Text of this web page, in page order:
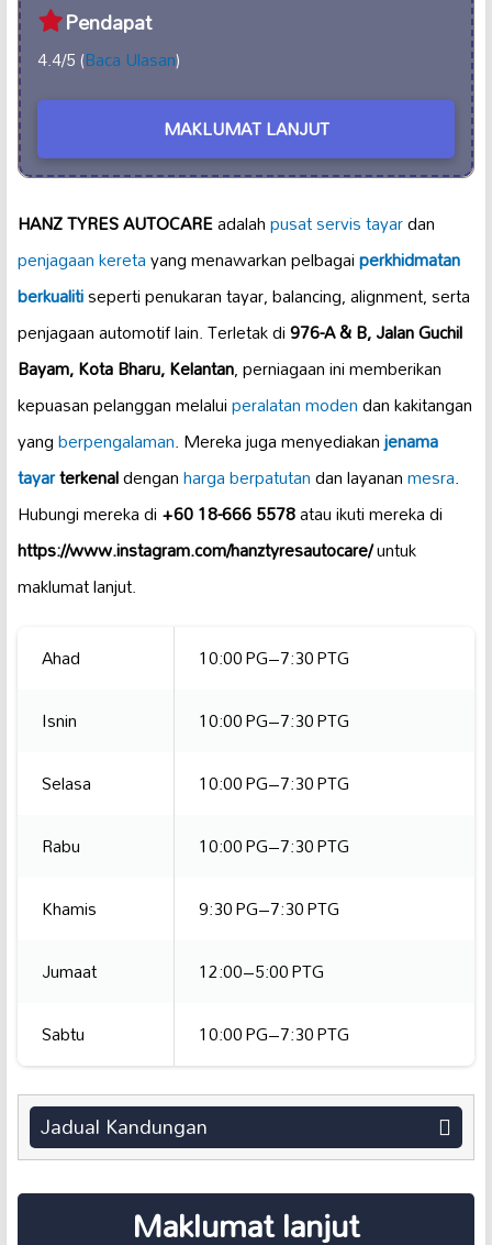
Pendapat
4.4/5 (Baca Ulasan)
MAKLUMAT LANJUT
HANZ TYRES AUTOCAREadalahpusat servistayardan
penjagaan keretayang menawarkan pelbagaiperkhidmatan
berkualitiseperti penukaran tayar, balancing, alignment, serta
penjagaan automotif lain. Terletak di976-A & B, Jalan Guchil
Bayam, Kota Bharu, Kelantan, perniagaan ini memberikan
kepuasan pelanggan melaluiperalatan modendan kakitangan
yangberpengalaman. Mereka juga menyediakanjenama
tayarterkenaldenganharga berpatutandan layananmesra.
Hubungi mereka di+60 18-666 5578atau ikuti mereka di
https://www.instagram.com/hanztyresautocare/untuk
maklumat lanjut.
Ahad
10:00 PG–7:30 PTG
Isnin
10:00 PG–7:30 PTG
Selasa
10:00 PG–7:30 PTG
Rabu
10:00 PG–7:30 PTG
Khamis
9:30 PG–7:30 PTG
Jumaat
12:00–5:00 PTG
Sabtu
10:00 PG–7:30 PTG
Jadual Kandungan
Maklumat lanjut